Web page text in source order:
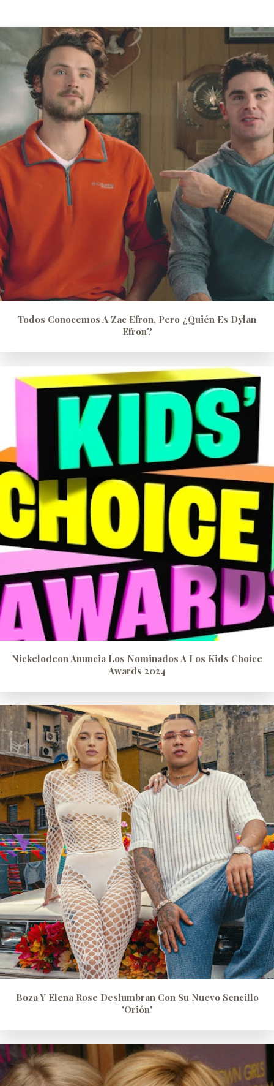
Todos Conocemos A Zac Efron, Pero ¿quién Es Dylan
Efron?
Nickelodeon Anuncia Los Nominados A Los Kids Choice
Awards 2024
Boza Y Elena Rose Deslumbran Con Su Nuevo Sencillo
'Orión'